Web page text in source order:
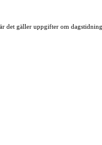
det gäller uppgifter om